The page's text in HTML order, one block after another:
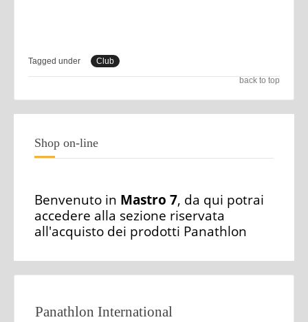
Tagged under
Club
back to top
Shop on-line
Benvenuto in Mastro 7, da qui potrai
accedere alla sezione riservata
all'acquisto dei prodotti Panathlon
Panathlon International